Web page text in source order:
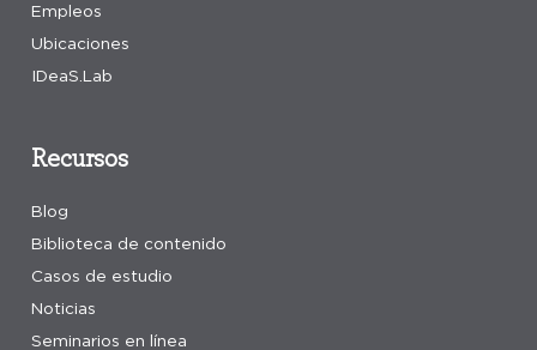
Empleos
Ubicaciones
IDeaS.Lab
Recursos
Blog
Biblioteca de contenido
Casos de estudio
Noticias
Seminarios en línea